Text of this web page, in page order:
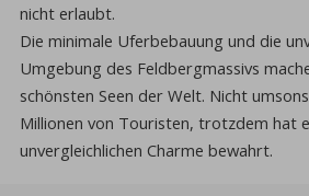
nicht erlaubt.
Die minimale Uferbebauung und die
Umgebung des Feldbergmassivs
schönsten Seen der Welt. Nicht
Millionen von Touristen, trotzdem hat
unvergleichlichen Charme bewahrt.